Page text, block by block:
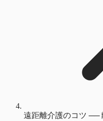
遠距離介護のコツ ──